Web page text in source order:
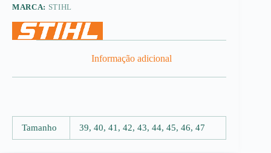
MARCA: STIHL
Informação adicional
Tamanho 39, 40, 41, 42, 43, 44, 45, 46, 47